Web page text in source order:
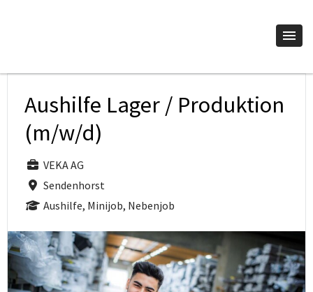
Aushilfe Lager / Produktion
(m/w/d)
VEKA AG
Sendenhorst
Aushilfe, Minijob, Nebenjob